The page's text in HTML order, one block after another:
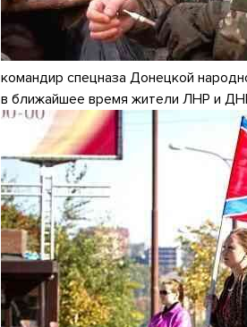
командир спецназа Донецкой
в ближайшее время жители ЛНР и